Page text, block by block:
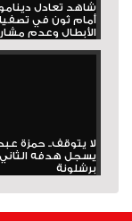
شاهد تعادل
أمام ثون في
الأبطال وعدم
لا يتوقف.. حمزة
يسجل هدفه
برشلونة